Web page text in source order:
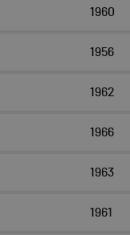
1960
1956
1962
1966
1963
1961